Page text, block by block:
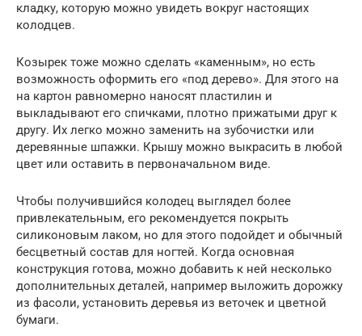
кладку, которую можно увидеть вокруг настоящих
колодцев.
Козырек тоже можно сделать «каменным», но есть
возможность оформить его «под дерево». Для этого на
на картон равномерно наносят пластилин и
выкладывают его спичками, плотно прижатыми друг к
другу. Их легко можно заменить на зубочистки или
деревянные шпажки. Крышу можно выкрасить в любой
цвет или оставить в первоначальном виде.
Чтобы получившийся колодец выглядел более
привлекательным, его рекомендуется покрыть
силиконовым лаком, но для этого подойдет и обычный
бесцветный состав для ногтей. Когда основная
конструкция готова, можно добавить к ней несколько
дополнительных деталей, например выложить дорожку
из фасоли, установить деревья из веточек и цветной
бумаги.